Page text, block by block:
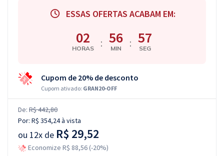
ESSAS OFERTAS ACABAM EM:
02
HORAS : 56
MIN : 56
SEG
Cupom de 20% de desconto
Cupom ativado: GRAN20-OFF
De: R$ 442,80
Por: R$ 354,24à vista
ou 12x de R$ 29,52
Economize R$ 88,56 (-20%)